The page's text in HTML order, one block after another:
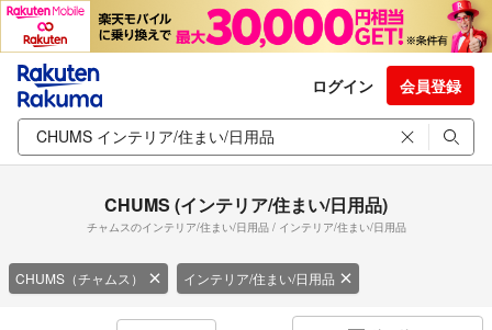
ログイン 会員登録
CHUMS (インテリア/住まい/日用品)
チャムスのインテリア/住まい/日用品 / インテリア/住まい/日用品
CHUMS（チャムス） インテリア/住まい/日用品